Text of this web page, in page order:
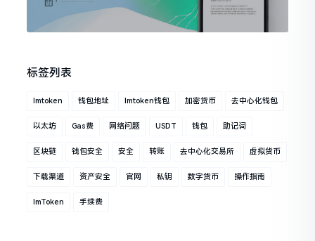
标签列表
Imtoken 钱包地址 Imtoken钱包 加密货币 去中心化钱包
以太坊 Gas费 网络问题 USDT 钱包 助记词
区块链 钱包安全 安全 转账 去中心化交易所 虚拟货币
下载渠道 资产安全 官网 私钥 数字货币 操作指南
ImToken 手续费